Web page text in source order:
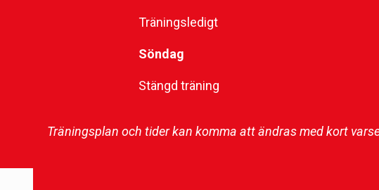
Träningsledigt
Söndag
Stängd träning
Träningsplan och tider kan komma att ändras med kort